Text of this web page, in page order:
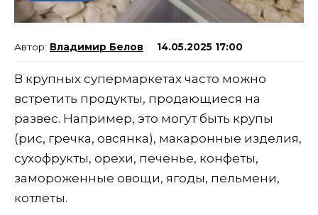
Владимир Белов 14.05.2025 17:00
В крупных супермаркетах часто можно
встретить продукты, продающиеся на
развес. Например, это могут быть крупы
(рис, гречка, овсянка), макаронные изделия,
сухофрукты, орехи, печенье, конфеты,
замороженные овощи, ягоды, пельмени,
котлеты.